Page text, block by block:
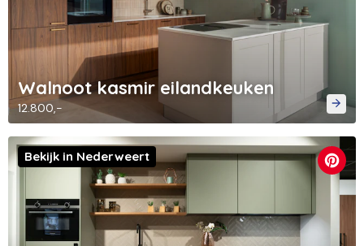
Walnoot kasmir eilandkeuken
12.800,-
Bekijk in Nederweert